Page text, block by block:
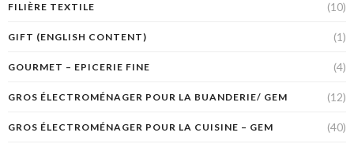
FILIÈRE TEXTILE (10)
GIFT (ENGLISH CONTENT) (1)
GOURMET – EPICERIE FINE (4)
GROS ÉLECTROMÉNAGER POUR LA BUANDERIE/ GEM (12)
GROS ÉLECTROMÉNAGER POUR LA CUISINE – GEM (40)